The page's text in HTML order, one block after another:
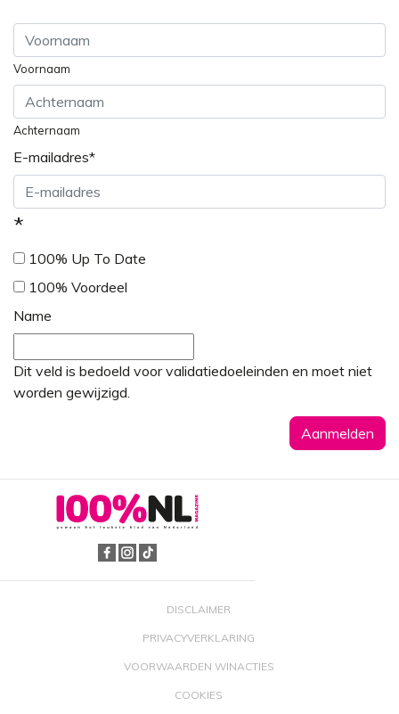
Voornaam
Achternaam
E-mailadres*
*
100% Up To Date
100% Voordeel
Name
Dit veld is bedoeld voor validatiedoeleinden en moet niet
worden gewijzigd.
DISCLAIMER
PRIVACYVERKLARING
VOORWAARDEN WINACTIES
COOKIES